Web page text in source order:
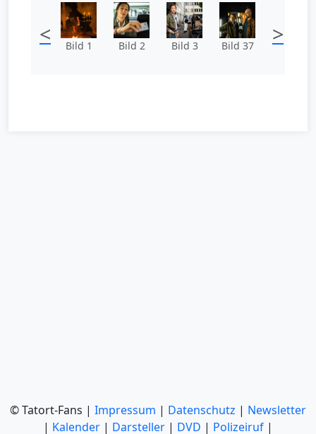
< Bild 1 Bild 2 Bild 3 Bild 37 >
© Tatort-Fans | Impressum | Datenschutz | Newsletter
| Kalender | Darsteller | DVD | Polizeiruf |